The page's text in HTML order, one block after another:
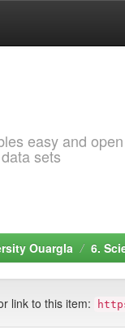
easy and
sets
Ouargla 6.
link to this item: